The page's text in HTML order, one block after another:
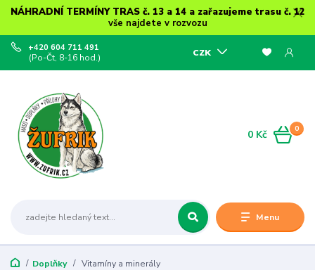
NÁHRADNÍ TERMÍNY TRAS č. 13 a 14 a zařazujeme trasu č. 12
vše najdete v rozvozu
Menu
CZK
+420 604 711 491
(Po-Čt, 8-16 hod.)
0
0 Kč
Doplňky Vitamíny a minerály